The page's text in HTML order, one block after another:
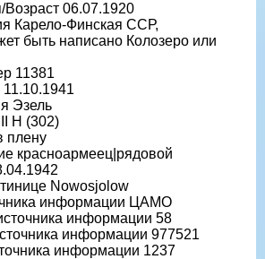
06.07.1920
Карело-Финская ССР,
быть написано Колозеро или
11381
Эзель
H (302)
плену
красноармеец|рядовой
Nowosjolow
информации ЦАМО
информации 58
информации 977521
информации 1237